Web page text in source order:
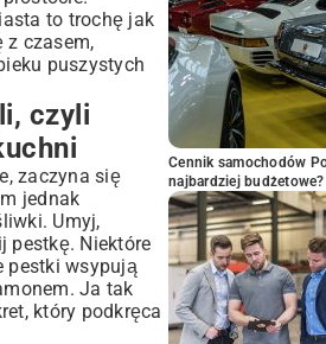
to trochę jak
z czasem,
puszystych
czyli
zaczyna się
jednak
Umyj,
pestkę. Niektóre
pestki wsypują
Ja tak
który podkręca
Cennik samochodów
najbardziej budżetowe?